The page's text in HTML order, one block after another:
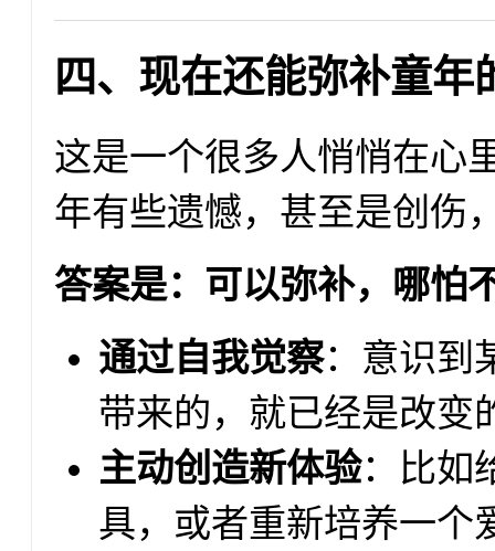
四、现在还能弥补童年
这是一个很多人悄悄在心
年有些遗憾，甚至是创伤
答案是：可以弥补，哪怕
通过自我觉察：意识到
带来的，就已经是改变
主动创造新体验：比如
具，或者重新培养一个